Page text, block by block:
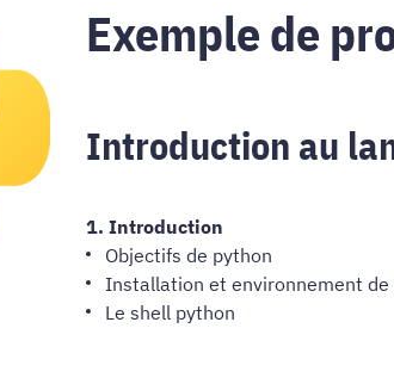
​​​​​​​​​​​​​​Exemple de
Introduction au
1. Introduction
Objectifs de python
Installation et environnement de
Le shell python